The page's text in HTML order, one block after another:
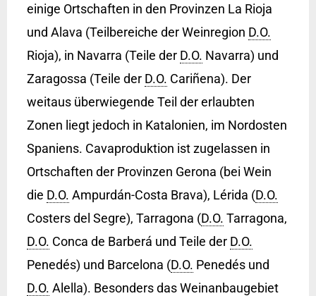
einige Ortschaften in den Provinzen La Rioja
und Alava (Teilbereiche der Weinregion D.O.
Rioja), in Navarra (Teile der D.O. Navarra) und
Zaragossa (Teile der D.O. Cariñena). Der
weitaus überwiegende Teil der erlaubten
Zonen liegt jedoch in Katalonien, im Nordosten
Spaniens. Cavaproduktion ist zugelassen in
Ortschaften der Provinzen Gerona (bei Wein
die D.O. Ampurdán-Costa Brava), Lérida (D.O.
Costers del Segre), Tarragona (D.O. Tarragona,
D.O. Conca de Barberá und Teile der D.O.
Penedés) und Barcelona (D.O. Penedés und
D.O. Alella). Besonders das Weinanbaugebiet